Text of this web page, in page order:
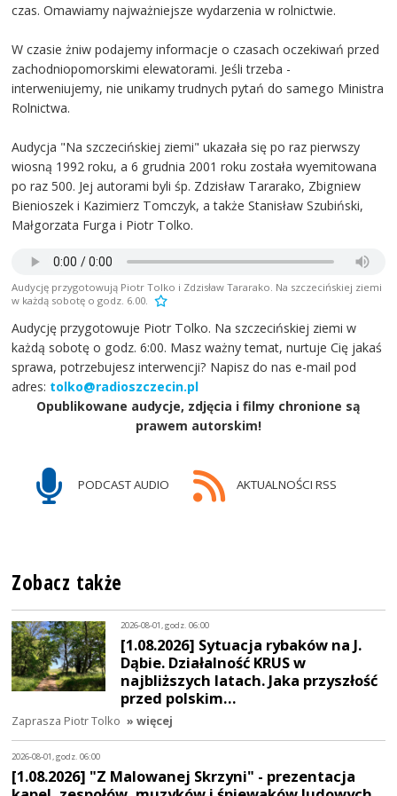
czas. Omawiamy najważniejsze wydarzenia w rolnictwie.
W czasie żniw podajemy informacje o czasach oczekiwań przed
zachodniopomorskimi elewatorami. Jeśli trzeba -
interweniujemy, nie unikamy trudnych pytań do samego Ministra
Rolnictwa.
Audycja "Na szczecińskiej ziemi" ukazała się po raz pierwszy
wiosną 1992 roku, a 6 grudnia 2001 roku została wyemitowana
po raz 500. Jej autorami byli śp. Zdzisław Tararako, Zbigniew
Bienioszek i Kazimierz Tomczyk, a także Stanisław Szubiński,
Małgorzata Furga i Piotr Tolko.
Audycję przygotowują Piotr Tolko i Zdzisław Tararako. Na szczecińskiej ziemi
w każdą sobotę o godz. 6.00.
Audycję przygotowuje Piotr Tolko. Na szczecińskiej ziemi w
każdą sobotę o godz. 6:00. Masz ważny temat, nurtuje Cię jakaś
sprawa, potrzebujesz interwencji? Napisz do nas e-mail pod
adres: tolko@radioszczecin.pl
Opublikowane audycje, zdjęcia i filmy chronione są
prawem autorskim!
PODCAST AUDIO AKTUALNOŚCI RSS
Zobacz także
2026-08-01, godz. 06:00
[1.08.2026] Sytuacja rybaków na J.
Dąbie. Działalność KRUS w
najbliższych latach. Jaka przyszłość
przed polskim…
Zaprasza Piotr Tolko » więcej
2026-08-01, godz. 06:00
[1.08.2026] "Z Malowanej Skrzyni" - prezentacja